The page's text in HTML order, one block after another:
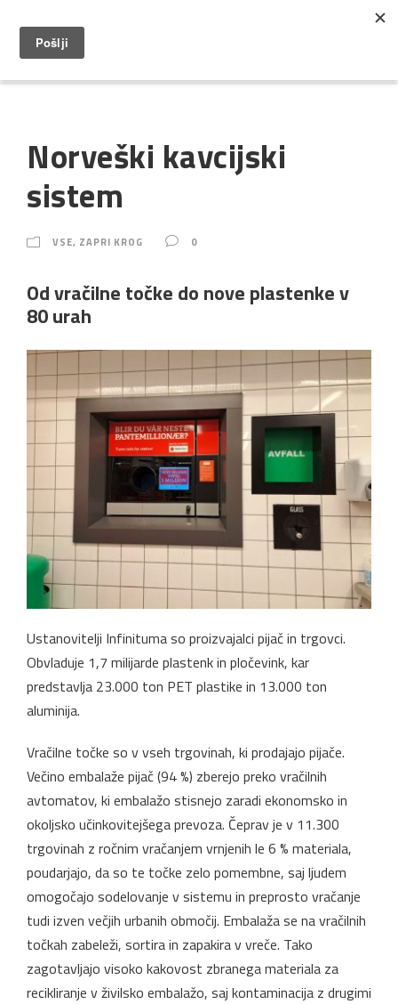
Norveški kavcijski
sistem
VSE, ZAPRI KROG 0
Od vračilne točke do nove plastenke v
80 urah
Ustanovitelji Infinituma so proizvajalci pijač in trgovci.
Obvladuje 1,7 milijarde plastenk in pločevink, kar
predstavlja 23.000 ton PET plastike in 13.000 ton
aluminija.
Vračilne točke so v vseh trgovinah, ki prodajajo pijače.
Večino embalaže pijač (94 %) zberejo preko vračilnih
avtomatov, ki embalažo stisnejo zaradi ekonomsko in
okoljsko učinkovitejšega prevoza. Čeprav je v 11.300
trgovinah z ročnim vračanjem vrnjenih le 6 % materiala,
poudarjajo, da so te točke zelo pomembne, saj ljudem
omogočajo sodelovanje v sistemu in preprosto vračanje
tudi izven večjih urbanih območij. Embalaža se na vračilnih
točkah zabeleži, sortira in zapakira v vreče. Tako
zagotavljajo visoko kakovost zbranega materiala za
recikliranje v živilsko embalažo, saj kontaminacija z drugimi